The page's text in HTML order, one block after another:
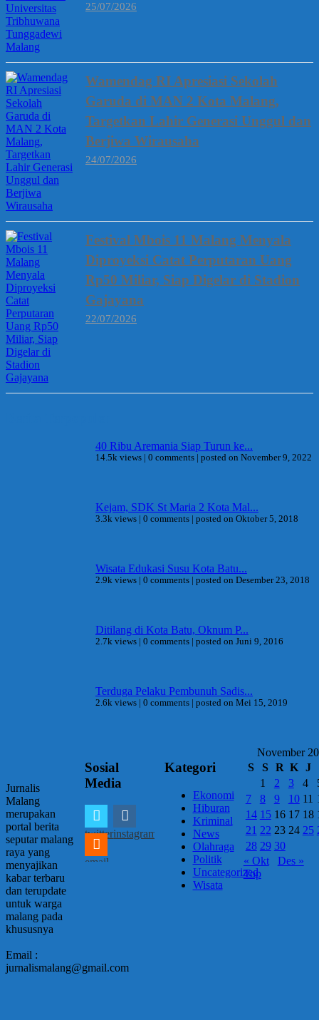
25/07/2026
Wamendag RI Apresiasi Sekolah
Garuda di MAN 2 Kota Malang,
Targetkan Lahir Generasi Unggul dan
Berjiwa Wirausaha
24/07/2026
Festival Mbois 11 Malang Menyala
Diproyeksi Catat Perputaran Uang
Rp50 Miliar, Siap Digelar di Stadion
Gajayana
22/07/2026
40 Ribu Aremania Siap Turun ke...
14.5k views 0 comments posted on November 9, 2022
Kejam, SDK St Maria 2 Kota Mal...
3.3k views 0 comments posted on Oktober 5, 2018
Wisata Edukasi Susu Kota Batu...
2.9k views 0 comments posted on Desember 23, 2018
Ditilang di Kota Batu, Oknum P...
2.7k views 0 comments posted on Juni 9, 2016
Terduga Pelaku Pembunuh Sadis...
2.6k views 0 comments posted on Mei 15, 2019
Jurnalis
Malang
merupakan
portal berita
seputar malang
raya yang
menyajikan
kabar terbaru
dan terupdate
untuk warga
malang pada
khususnya
Email :
jurnalismalang@gmail.com
Sosial
Media
twitterinstagram
email
Kategori
Ekonomi
Hiburan
Kriminal
News
Olahraga
Politik
Uncategorized
Wisata
November
S
S R K
J
1
2 3 4
7
8 9 10 11
14 15 16 17 18
21 22 23 24 25
28 29 30
« Okt
Des »
Top